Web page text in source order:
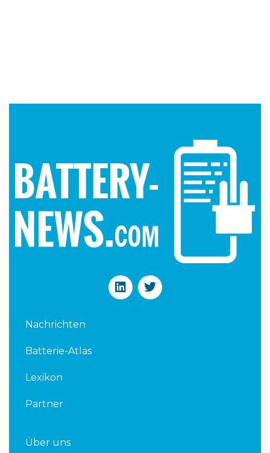
L
i
T
w
Nachrichten
Batterie-Atlas
Lexikon
Partner
Über uns